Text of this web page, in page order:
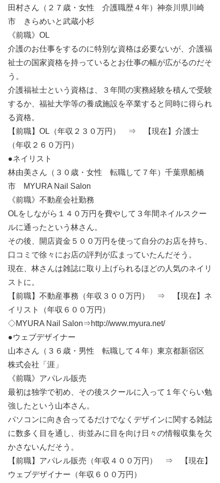
田村さん（２７歳・女性 介護職歴４年）神奈川県川崎
市 きらめいと武蔵小杉
《前職》OL
介護のお仕事をするのに特別な資格は必要ないが、介護福
祉士の国家資格を持っているとお仕事の幅が広がるのだそ
う。
介護福祉士という資格は、３年間の実務経験を積んで受験
するか、福祉大学等の養成施設を卒業すると同時に得られ
る資格。
【前職】OL（年収２３０万円） ⇒ 【現在】介護士
（年収２６０万円）
●ネイリスト
林由美さん（３０歳・女性 転職して７年）千葉県船橋
市 MYURA Nail Salon
《前職》不動産会社勤務
OLをしながら１４０万円を費やして３年間ネイルスクー
ルに通ったという林さん。
その後、開店資金５００万円を使って自分のお店を持ち、
口コミで徐々にお店の評判が広まっていたんだそう。
現在、林さんは雑誌に取り上げられるほどの人気のネイリ
ストに。
【前職】不動産事務（年収３００万円） ⇒ 【現在】ネ
イリスト（年収６００万円）
◇MYURA Nail Salon⇒http://www.myura.net/
●ウェブデザイナー
山本さん（３６歳・男性 転職して４年）東京都新宿区
株式会社「涯」
《前職》アパレル販売
最初は独学で初め、その後スクールに入って１年ぐらい勉
強したという山本さん。
パソコンに向き合ってるだけでなくデザインに関する雑誌
に数多く目を通し、街並みに目を向け日々の情報収集を欠
かさないんだそう。
【前職】アパレル販売（年収４００万円） ⇒ 【現在】
ウェブデザイナー（年収６００万円）